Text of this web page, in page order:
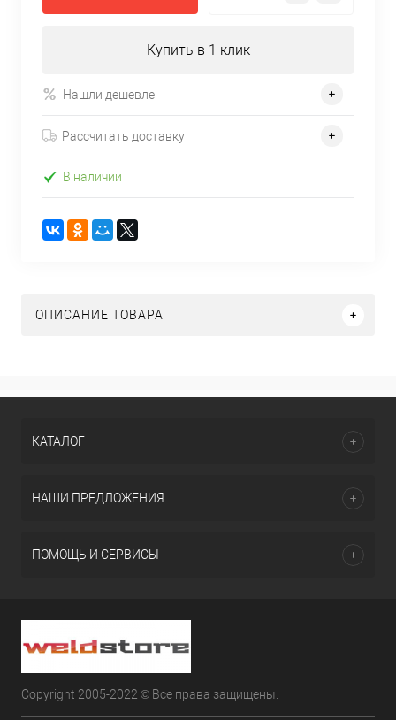
Купить в 1 клик
Нашли дешевле
Рассчитать доставку
В наличии
ОПИСАНИЕ ТОВАРА
КАТАЛОГ
НАШИ ПРЕДЛОЖЕНИЯ
ПОМОЩЬ И СЕРВИСЫ
Copyright 2005-2022 © Все права защищены.